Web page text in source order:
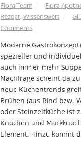
Flora Team Flora
Rezept,Wissenswert
Comments
Moderne
spezieller und
auch immer mehr
Nachfrage scheint da
neue Küchentrends
Brühen (aus Rind bzw.
oder Steinzeitküche ist
Knochen und
Element. Hinzu kommt